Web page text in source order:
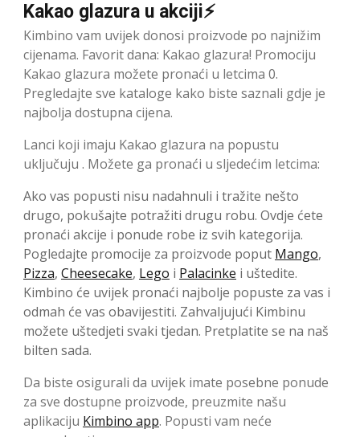
Kakao glazura u akciji⚡
Kimbino vam uvijek donosi proizvode po najnižim
cijenama. Favorit dana: Kakao glazura! Promociju
Kakao glazura možete pronaći u letcima 0.
Pregledajte sve kataloge kako biste saznali gdje je
najbolja dostupna cijena.
Lanci koji imaju Kakao glazura na popustu
uključuju . Možete ga pronaći u sljedećim letcima:
Ako vas popusti nisu nadahnuli i tražite nešto
drugo, pokušajte potražiti drugu robu. Ovdje ćete
pronaći akcije i ponude robe iz svih kategorija.
Pogledajte promocije za proizvode poput Mango,
Pizza, Cheesecake, Lego i Palacinke i uštedite.
Kimbino će uvijek pronaći najbolje popuste za vas i
odmah će vas obavijestiti. Zahvaljujući Kimbinu
možete uštedjeti svaki tjedan. Pretplatite se na naš
bilten sada.
Da biste osigurali da uvijek imate posebne ponude
za sve dostupne proizvode, preuzmite našu
aplikaciju Kimbino app. Popusti vam neće